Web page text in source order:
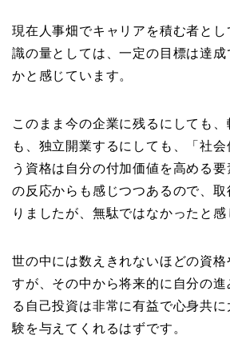
現在人事畑でキャリアを積む者と
識の量としては、一定の目標は達
かと感じています。
このまま今の企業に残るにしても
も、独立開業するにしても、「社
う資格は自分の付加価値を高める要
の反応からも感じつつあるので、
りましたが、無駄ではなかったと感
世の中には数えきれないほどの資格
すが、その中から将来的に自分の
る自己投資は非常に有益で心身共
験を与えてくれるはずです。